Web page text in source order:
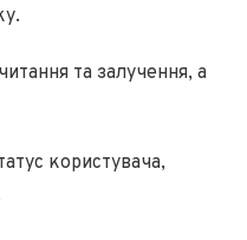
та залучення, а
користувача,